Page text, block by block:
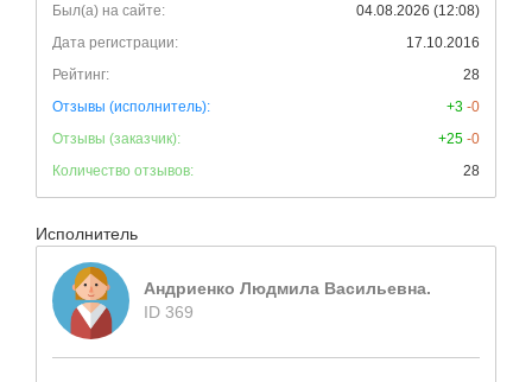
Был(а) на сайте:
04.08.2026 (12:08)
Дата регистрации:
17.10.2016
Рейтинг:
28
Отзывы (исполнитель):
+3 -0
Отзывы (заказчик):
+25 -0
Количество отзывов:
28
Исполнитель
Андриенко Людмила Васильевна.
ID 369